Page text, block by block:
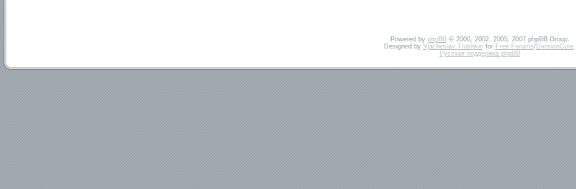
Powered by phpBB© 2000, 2002, 2005, 2007 phpBB Group.
Designed by Vjacheslav Trushkinfor Free Forums/DivisionCore.
Русская поддержка phpBB